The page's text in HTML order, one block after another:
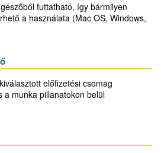
futtatható, így bármilyen
a használata (Mac OS, Windows,
előfizetési csomag
a munka pillanatokon belül